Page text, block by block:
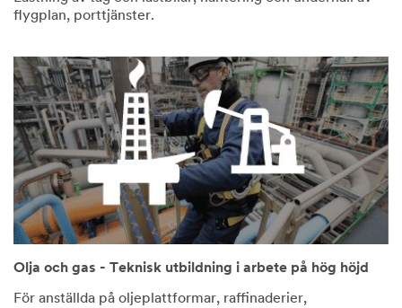
flygplan, porttjänster.
Olja och gas - Teknisk utbildning i arbete på hög höjd
För anställda på oljeplattformar, raffinaderier,